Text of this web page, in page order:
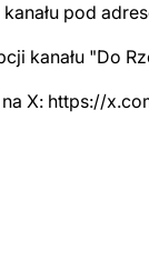
pod
kanału "Do
X: https://